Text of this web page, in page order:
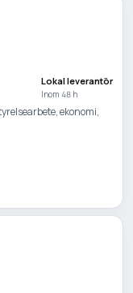
Lokal leverantör
Inom 48 h
ekonomi,